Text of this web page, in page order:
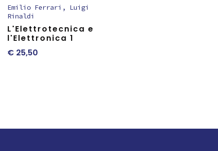
Emilio Ferrari , Luigi
Rinaldi
L'Elettrotecnica e
l'Elettronica 1
€ 25,50